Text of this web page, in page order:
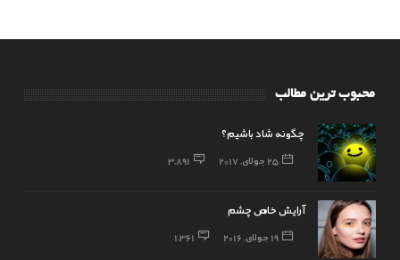
محبوب ترین مطالب
چگونه شاد باشیم؟
25 جولای, 2017 3,891
آرایش خاص چشم
19 جولای, 2016 1,361